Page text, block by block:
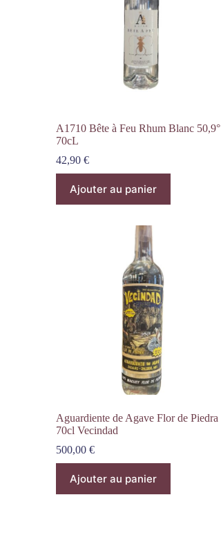
A1710 Bête à Feu Rhum Blanc 50,9°
70cL
42,90 €
Ajouter au panier
Aguardiente de Agave Flor de Piedra
70cl Vecindad
500,00 €
Ajouter au panier